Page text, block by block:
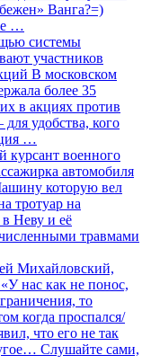
Ванга?=)
…
системы
участников
В московском
более 35
в акциях против
удобства, кого
…
курсант военного
автомобиля
которую вел
тротуар на
Неву и её
травмами
Михайловский,
нас как не понос,
то
когда проспался/
что его не так
Слушайте сами,